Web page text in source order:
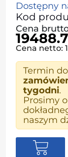
Dostępny
Kod
Cena
Cena netto:
Termin
tygodni.
Prosimy
naszym